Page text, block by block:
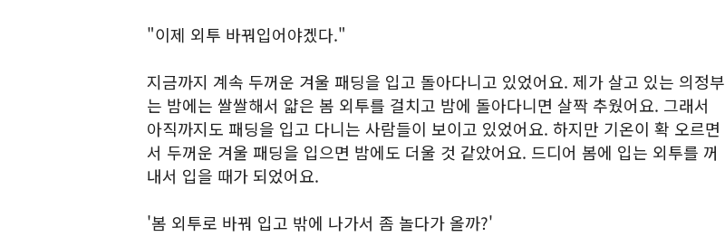
"이제 외투 바꿔입어야겠다."
지금까지 계속 두꺼운 겨울 패딩을 입고 돌아다니고 있었어요. 제가 살고 있는 의정부
는 밤에는 쌀쌀해서 얇은 봄 외투를 걸치고 밤에 돌아다니면 살짝 추웠어요. 그래서
아직까지도 패딩을 입고 다니는 사람들이 보이고 있었어요. 하지만 기온이 확 오르면
서 두꺼운 겨울 패딩을 입으면 밤에도 더울 것 같았어요. 드디어 봄에 입는 외투를 꺼
내서 입을 때가 되었어요.
'봄 외투로 바꿔 입고 밖에 나가서 좀 놀다가 올까?'